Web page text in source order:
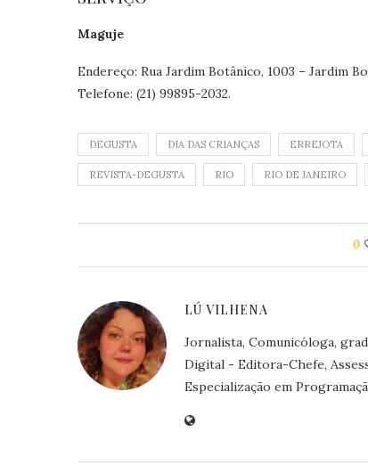
Maguje
Endereço: Rua Jardim Botânico, 1003 – Jardim
Telefone: (21) 99895-2032.
DEGUSTA DIA DAS CRIANÇAS ERREJOTA
REVISTA-DEGUSTA RIO RIO DE JANEIRO
0
LÚ VILHENA
Jornalista, Comunicóloga,
Digital - Editora-Chefe,
Especialização em